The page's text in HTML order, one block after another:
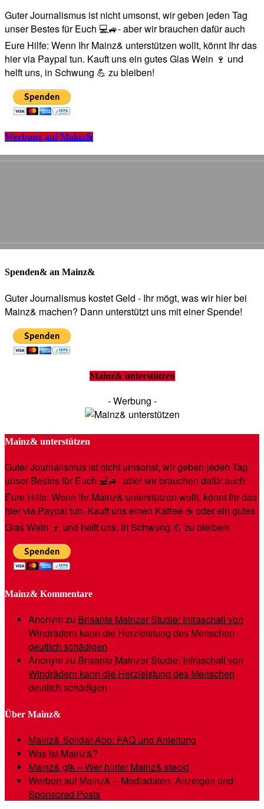
Guter Journalismus ist nicht umsonst, wir geben jeden Tag
unser Bestes für Euch 💻🚙- aber wir brauchen dafür auch
Eure Hilfe: Wenn Ihr Mainz& unterstützen wollt, könnt Ihr das
hier via Paypal tun. Kauft uns ein gutes Glas Wein 🍷 und
helft uns, in Schwung 💪 zu bleiben!
Werbung auf Mainz&
Spenden& an Mainz&
Guter Journalismus kostet Geld - Ihr mögt, was wir hier bei
Mainz& machen? Dann unterstützt uns mit einer Spende!
Mainz& unterstützen
- Werbung -
Mainz& unterstützen
Guter Journalismus ist nicht umsonst, wir geben jeden Tag
unser Bestes für Euch 💻🚙- aber wir brauchen dafür auch
Eure Hilfe: Wenn Ihr Mainz& unterstützen wollt, könnt Ihr das
hier via Paypal tun. Kauft uns einen Kaffee ☕️ oder ein gutes
Glas Wein 🍷 und helft uns, in Schwung 💪 zu bleiben!
Mainz& Kommentare
Anonymzu Brisante Mainzer Studie: Infraschall von
Windrädern kann die Herzleistung des Menschen
deutlich schädigen
Anonymzu Brisante Mainzer Studie: Infraschall von
Windrädern kann die Herzleistung des Menschen
deutlich schädigen
Über Mainz&
Mainz& Solidar-Abo: FAQ und Anleitung
Was ist Mainz&?
Mainz& gik – Wer hinter Mainz& steckt
Werben auf Mainz& – Mediadaten, Anzeigen und
Sponsored Posts